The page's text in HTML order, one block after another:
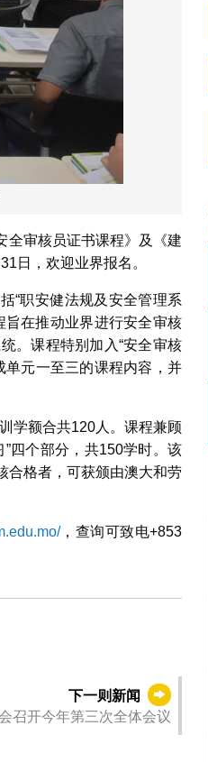
全审核员证书课程》及《建
日，欢迎业界报名。
“职安健法规及安全管理系
旨在推动业界进行安全审核
。课程特别加入“安全审核
单元一至三的课程内容，并
学额合共120人。课程兼顾
”四个部分，共150学时。该
合格者，可获颁由澳大和劳
，查询可致电+853
下一则新闻
召开今年第三次全体会议